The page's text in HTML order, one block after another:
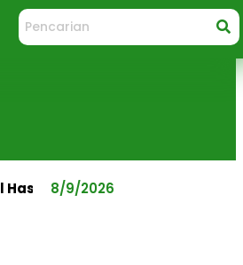
, Madrasah Hebat Bermartabat
8/9/2026